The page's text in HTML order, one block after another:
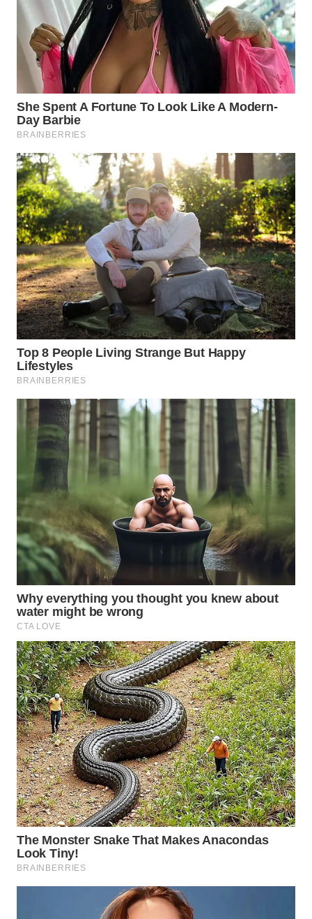
SUMEDANG
WN
CIANJUR
WN
KEPULAUAN
SERIBU
WN
TANGERANG
WN
BINJAI
WN
CIREBON
WN
INDRAMAYU
WN
WN
MAJALENGKA
SUBANG
WN
SUKABUMI
WN
PURWAKARTA
PRIANGAN
TIMUR
WN
SEMARANG
WN
SOLO
WN
BOROBUDUR
WN
MADURA